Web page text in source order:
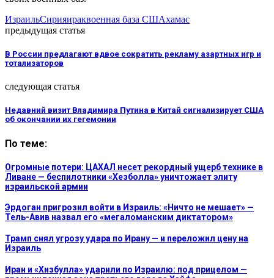
ИзраильСирияираквоенная база СШАхамас
предыдущая статья
В России предлагают вдвое сократить рекламу азартных игр и
тотализаторов
следующая статья
Недавний визит Владимира Путина в Китай сигнализирует США
об окончании их гегемонии
По теме:
Огромные потери: ЦАХАЛ несет рекордный ущерб технике в
Ливане — беспилотники «Хезболла» уничтожает элиту
израильской армии
Эрдоган пригрозил войти в Израиль: «Ничто не мешает» —
Тель-Авив назвал его «мегаломанским диктатором»
Трамп снял угрозу удара по Ирану — и переложил цену на
Израиль
Иран и «Хизбулла» ударили по Израилю: под прицелом —